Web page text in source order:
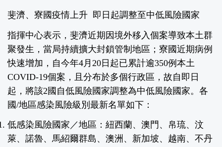
斐濟、寮國疫情上升 即日起調整至中低風險國家
指揮中心表示，斐濟近期因境外移入個案導致本土群
聚發生，當局持續擴大封鎖管制地區；寮國近期病例
快速增加，自今年4月20日起已累計逾350例本土
COVID-19個案，且分布於多個行政區，故自即日
起，將該2國自低風險國家調整為中低風險國家。各
國/地區感染風險級別最新名單如下：
低感染風險國家／地區： 紐西蘭、澳門、帛琉、汶
萊、諾魯、馬紹爾群島、澳洲、新加坡、越南、不丹